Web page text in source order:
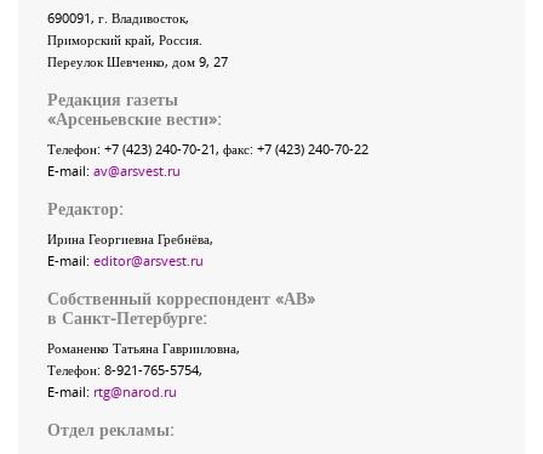
690091, г. Владивосток,
Приморский край, Россия
Переулок Шевченко, дом 9, 27
Редакция газеты
«Арсеньевские вести»:
Телефон: +7 (423) 240-70-21, факс: +7 (423) 240-70-22
E-mail: av@arsvest.ru
Редактор:
Ирина Георгиевна Гребнёва,
E-mail: editor@arsvest.ru
Собственный корреспондент «АВ»
в Санкт-Петербурге:
Романенко Татьяна Гаврииловна,
Телефон: 8-921-765-5754,
E-mail: rtg@narod.ru
Отдел рекламы: